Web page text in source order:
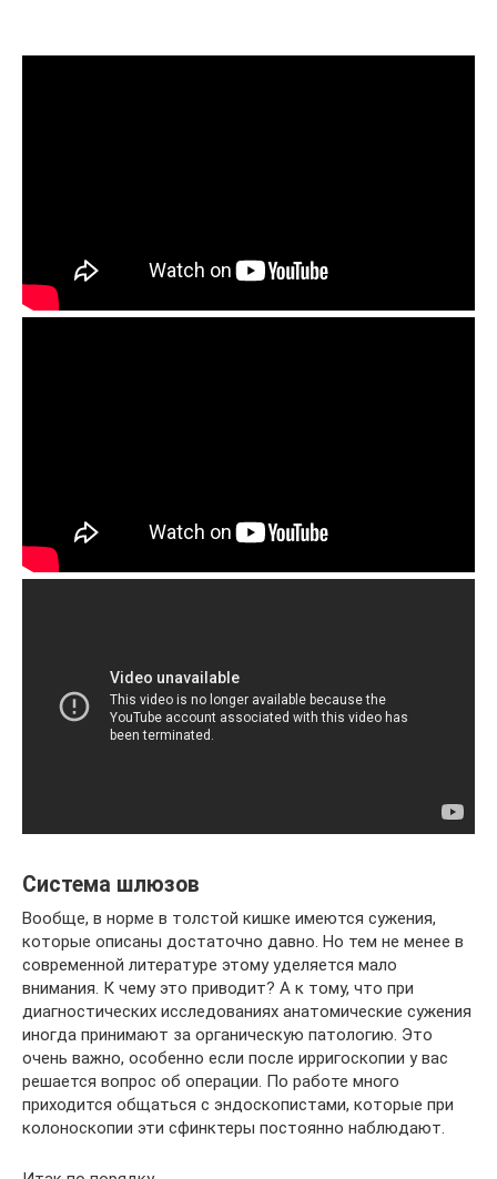
Система шлюзов
Вообще, в норме в толстой кишке имеются сужения,
которые описаны достаточно давно. Но тем не менее в
современной литературе этому уделяется мало
внимания. К чему это приводит? А к тому, что при
диагностических исследованиях анатомические сужения
иногда принимают за органическую патологию. Это
очень важно, особенно если после ирригоскопии у вас
решается вопрос об операции. По работе много
приходится общаться с эндоскопистами, которые при
колоноскопии эти сфинктеры постоянно наблюдают.